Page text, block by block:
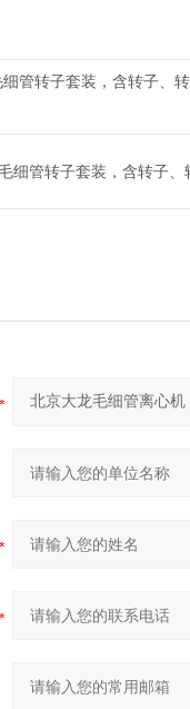
细管转子套装，含转子、
细管转子套装，含转子